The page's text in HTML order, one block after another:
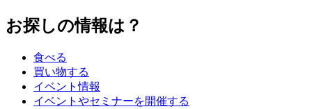
お探しの情報は？
食べる
買い物する
イベント情報
イベントやセミナーを開催する